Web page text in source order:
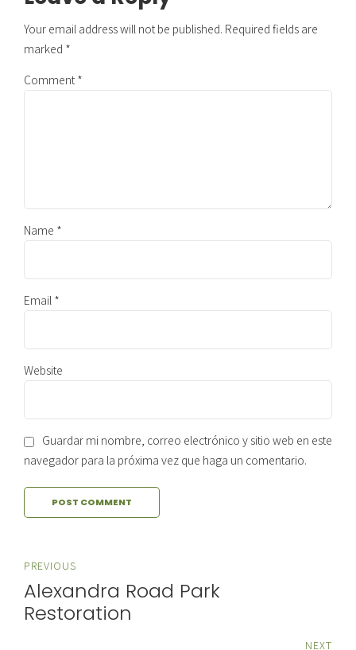
Your email address will not be published. Required fields are
marked *
Comment*
Name *
Email *
Website
Guardar mi nombre, correo electrónico y sitio web en este
navegador para la próxima vez que haga un comentario.
POST COMMENT
PREVIOUS
Alexandra Road Park
Restoration
NEXT